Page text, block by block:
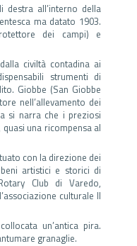
destra all’interno della
ma datato 1903.
dei campi) e
civiltà contadina ai
strumenti di
Giobbe (San Giobbe
nell’allevamento dei
si narra che i preziosi
una ricompensa al
con la direzione dei
artistici e storici di
Club di Varedo,
culturale Il
un’antica pira.
granaglie.